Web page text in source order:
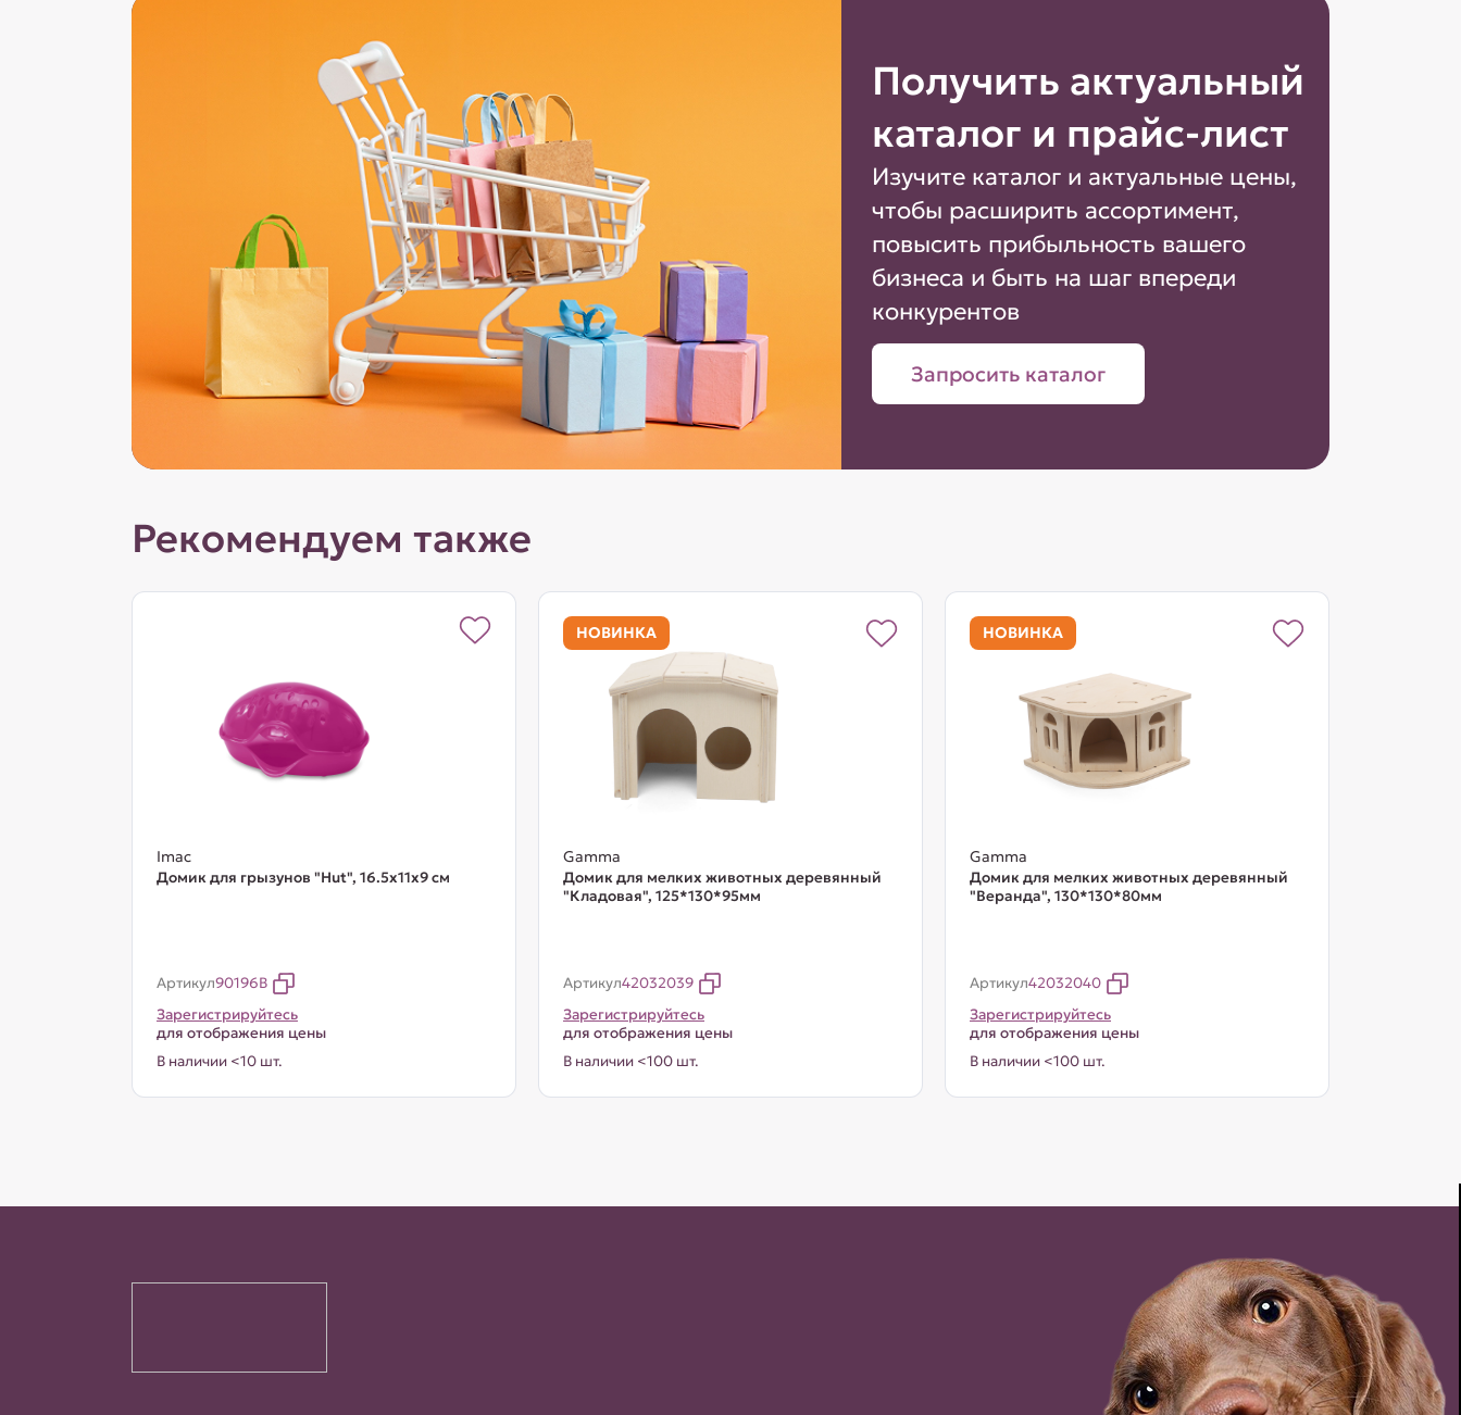
Получить актуальный
каталог и прайс-лист
Изучите каталог и актуальные цены,
чтобы расширить ассортимент,
повысить прибыльность вашего
бизнеса и быть на шаг впереди
конкурентов
Запросить каталог
Рекомендуем также
Imac
Домик для грызунов "Hut", 16.5х11х9 см
Артикул90196B
Зарегистрируйтесь
для отображения цены
В наличии <10 шт.
НОВИНКА
Gamma
Домик для мелких животных деревянный
"Кладовая", 125*130*95мм
Артикул42032039
Зарегистрируйтесь
для отображения цены
В наличии <100 шт.
НОВИНКА
Gamma
Домик для мелких животных деревянный
"Веранда", 130*130*80мм
Артикул42032040
Зарегистрируйтесь
для отображения цены
В наличии <100 шт.